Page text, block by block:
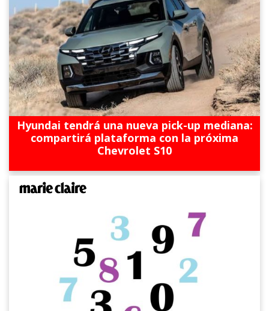
Hyundai tendrá una nueva pick-up mediana:
compartirá plataforma con la próxima
Chevrolet S10